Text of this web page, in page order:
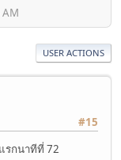
USER ACTIONS
#15
รกนาทีที่ 72